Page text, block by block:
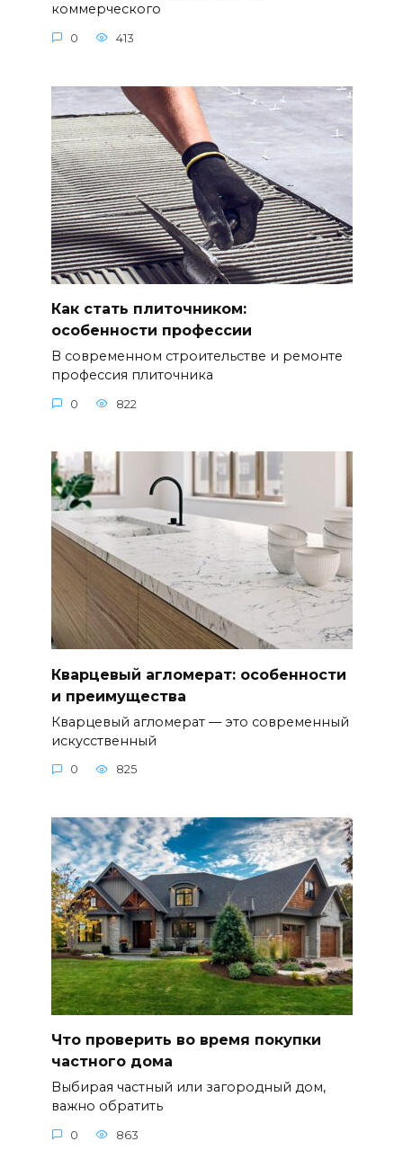
коммерческого
0 413
Как стать плиточником:
особенности профессии
В современном строительстве и ремонте
профессия плиточника
0 822
Кварцевый агломерат: особенности
и преимущества
Кварцевый агломерат — это современный
искусственный
0 825
Что проверить во время покупки
частного дома
Выбирая частный или загородный дом,
важно обратить
0 863